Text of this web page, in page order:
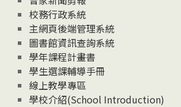
校務行政系統
主網頁後端管理系統
圖書館資訊查詢系統
學年課程計畫書
學生選課輔導手冊
線上教學專區
學校介紹(School Introduction)